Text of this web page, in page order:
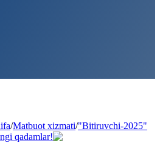
/Matbuot xizmati/"Bitiruvchi-2025"
qadamlar!